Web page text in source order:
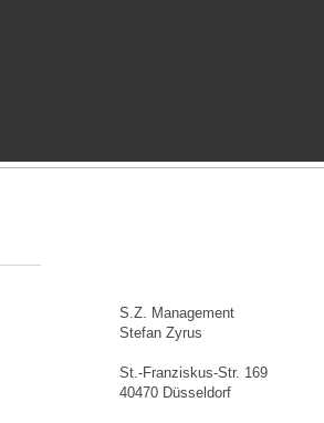
S.Z. Management
Stefan Zyrus
St.-Franziskus-Str. 169
40470 Düsseldorf